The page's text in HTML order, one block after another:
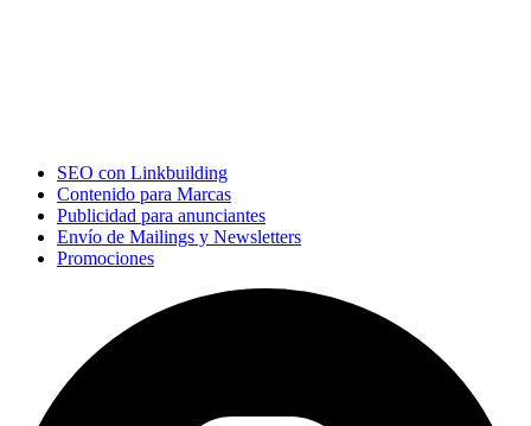
SEO con Linkbuilding
Contenido para Marcas
Publicidad para anunciantes
Envío de Mailings y Newsletters
Promociones